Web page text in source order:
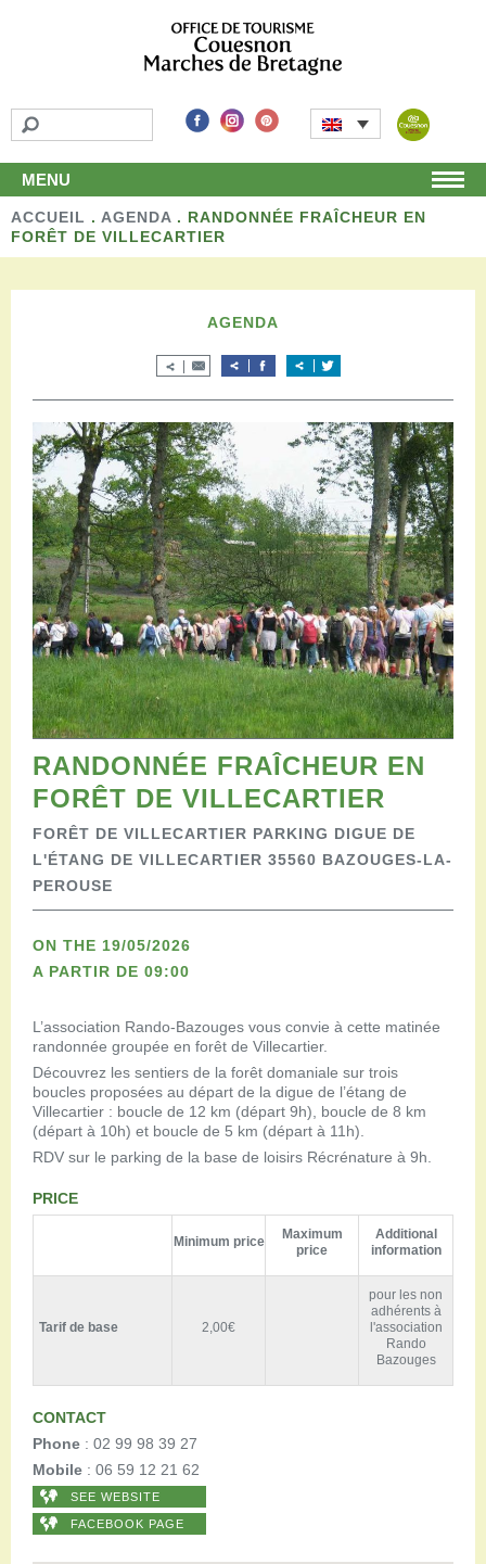
MENU
Home
Discover
Local products and handicraft
Stay
Accomodation
Restauration
Campervan areas
Reception rooms
Picnic areas
Hike
Hiking
Mountain biking
Cycling Trails
Horse riding
Agenda
Practical
Contact us
Accessible tourism
Groups
Professionals
ACCUEIL . AGENDA . RANDONNÉE FRAÎCHEUR EN
FORÊT DE VILLECARTIER
AGENDA
RANDONNÉE FRAÎCHEUR EN
FORÊT DE VILLECARTIER
FORÊT DE VILLECARTIER PARKING DIGUE DE
L'ÉTANG DE VILLECARTIER 35560 BAZOUGES-LA-
PEROUSE
ON THE 19/05/2026
A PARTIR DE 09:00
L’association Rando-Bazouges vous convie à cette matinée
randonnée groupée en forêt de Villecartier.
Découvrez les sentiers de la forêt domaniale sur trois
boucles proposées au départ de la digue de l’étang de
Villecartier : boucle de 12 km (départ 9h), boucle de 8 km
(départ à 10h) et boucle de 5 km (départ à 11h).
RDV sur le parking de la base de loisirs Récrénature à 9h.
PRICE
Minimum price
Maximum
price
Additional
information
Tarif de base 2,00€
pour les non
adhérents à
l'association
Rando
Bazouges
CONTACT
Phone : 02 99 98 39 27
Mobile : 06 59 12 21 62
SEE WEBSITE
FACEBOOK PAGE